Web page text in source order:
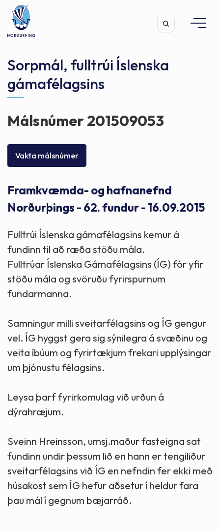
Leita
Sorpmál, fulltrúi Íslenska
gámafélagsins
Málsnúmer 201509053
Vakta málsnúmer
Framkvæmda- og hafnanefnd
Norðurþings - 62. fundur - 16.09.2015
Fulltrúi Íslenska gámafélagsins kemur á
fundinn til að ræða stöðu mála.
Fulltrúar Íslenska Gámafélagsins (ÍG) fór yfir
stöðu mála og svöruðu fyrirspurnum
fundarmanna.
Samningur milli sveitarfélagsins og ÍG gengur
vel. ÍG hyggst gera sig sýnilegra á svæðinu og
veita íbúum og fyrirtækjum frekari upplýsingar
um þjónustu félagsins.
Leysa þarf fyrirkomulag við urðun á
dýrahræjum.
Sveinn Hreinsson, umsj.maður fasteigna sat
fundinn undir þessum lið en hann er tengiliður
sveitarfélagsins við ÍG en nefndin fer ekki með
húsakost sem ÍG hefur aðsetur í heldur fara
þau mál í gegnum bæjarráð.